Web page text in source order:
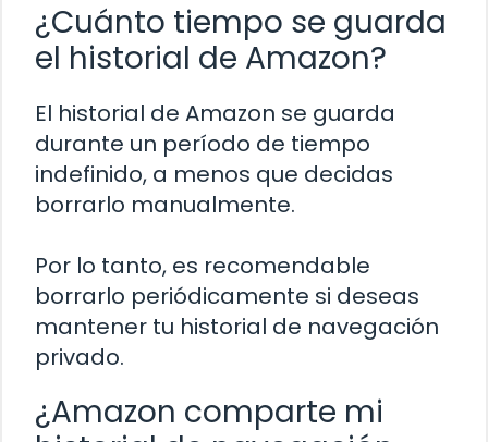
¿Cuánto tiempo se guarda
el historial de Amazon?
El historial de Amazon se guarda
durante un período de tiempo
indefinido, a menos que decidas
borrarlo manualmente.
Por lo tanto, es recomendable
borrarlo periódicamente si deseas
mantener tu historial de navegación
privado.
¿Amazon comparte mi